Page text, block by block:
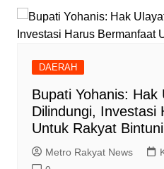
DAERAH
Bupati Yohanis: Hak
Dilindungi, Investasi
Untuk Rakyat Bintuni
Metro Rakyat News